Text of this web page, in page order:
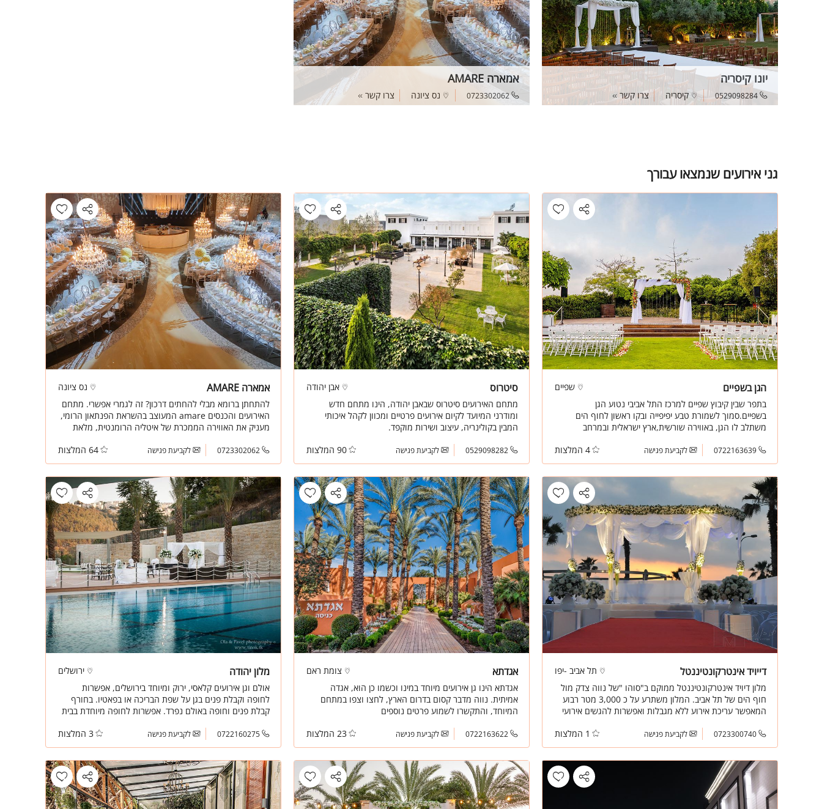
יונו קיסריה
0529098284 קיסריה צרו קשר
אמארה AMARE
0723302062 נס ציונה צרו קשר
גני אירועים שנמצאו עבורך
הגן בשפיים
שפיים
בתפר שבין קיבוץ שפיים למרכז התל אביבי נטוע הגן
בשפיים.סמוך לשמורת טבע יפיפייה ובקו ראשון לחוף הים
משתלב לו הגן, באווירה שורשית,ארץ ישראלית ובמרחב
בפני עצמן ומתחברת להמשכו של האירוע.ואנו כאן, עומדים
לרשותכם כדי להקשיב, לתכנן, ללוות ולהתרגש יחד אתכם.
0722163639 לקביעת פגישה 4 המלצות
סיטרוס
אבן יהודה
מתחם האירועים סיטרוס שבאבן יהודה, הינו מתחם חדש
ומודרני המיועד לקיום אירועים פרטיים ומכוון לקהל איכותי
המבין בקולינריה, עיצוב ושירות מוקפד.
0529098282 לקביעת פגישה 90 המלצות
אמארה AMARE
נס ציונה
להתחתן ברומא מבלי להחתים דרכון? זה לגמרי אפשרי. מתחם
האירועים והכנסים amare המעוצב בהשראת הפנתאון הרומי,
מעניק את האווירה הממכרת של איטליה הרומנטית, מלאת
הטובים ביותר.
0723302062 לקביעת פגישה 64 המלצות
דייויד אינטרקונטיננטל
תל אביב -יפו
מלון דיויד אינטרקונטיננטל ממוקם ב"סוהו "של נווה צדק מול
חוף הים של תל אביב. המלון משתרע על כ 3,000 מטר רבוע
המאפשר עריכת אירוע ללא מגבלות ואפשרות להגשים אירועי
1,400 מוזמנים.0723300740 לקביעת פגישה 1 המלצות
אגדתא
צומת ראם
אגדתא הינו גן אירועים מיוחד במינו וכשמו כן הוא, אגדה
אמיתית. נווה מדבר קסום בדרום הארץ, לחצו וצפו במתחם
המיוחד, והתקשרו לשמוע פרטים נוספים
0722163622 לקביעת פגישה 23 המלצות
מלון יהודה
ירושלים
אולם וגן אירועים קלאסי, ירוק ומיוחד בירושלים, אפשרות
לחופה וקבלת פנים בגן על שפת הבריכה או בפאטיו. בחורף
קבלת פנים וחופה באולם נפרד. אפשרות לחופה מיוחדת בבית
0722160275 לקביעת פגישה 3 המלצות